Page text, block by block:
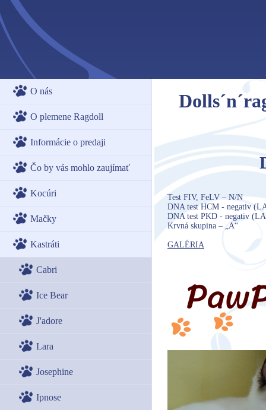
O nás
O plemene Ragdoll
Informácie o predaji
Čo by vás mohlo zaujímať
Kocúri
Mačky
Kastráti
Cabri
Ice Bear
J'adore
Lara
Josephine
Ipnose
Test FIV, FeLV – N/N
DNA test HCM - negativ
DNA test PKD - negativ
Krvná skupina – „A“
GALÉRIA